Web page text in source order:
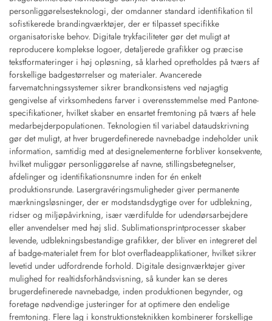
personliggørelsesteknologi, der omdanner standard identifikation til
sofistikerede brandingværktøjer, der er tilpasset specifikke
organisatoriske behov. Digitale trykfaciliteter gør det muligt at
reproducere komplekse logoer, detaljerede grafikker og præcise
tekstformateringer i høj opløsning, så klarhed opretholdes på tværs af
forskellige badgestørrelser og materialer. Avancerede
farvematchningssystemer sikrer brandkonsistens ved nøjagtig
gengivelse af virksomhedens farver i overensstemmelse med Pantone-
specifikationer, hvilket skaber en ensartet fremtoning på tværs af hele
medarbejderpopulationen. Teknologien til variabel dataudskrivning
gør det muligt, at hver brugerdefinerede navnebadge indeholder unik
information, samtidig med at designelementerne forbliver konsekvente,
hvilket muliggør personliggørelse af navne, stillingsbetegnelser,
afdelinger og identifikationsnumre inden for én enkelt
produktionsrunde. Lasergravéringsmuligheder giver permanente
mærkningsløsninger, der er modstandsdygtige over for udblekning,
ridser og miljøpåvirkning, især værdifulde for udendørsarbejdere
eller anvendelser med høj slid. Sublimationsprintprocesser skaber
levende, udblekningsbestandige grafikker, der bliver en integreret del
af badge-materialet frem for blot overfladeapplikationer, hvilket sikrer
levetid under udfordrende forhold. Digitale designværktøjer giver
mulighed for realtidsforhåndsvisning, så kunder kan se deres
brugerdefinerede navnebadge, inden produktionen begynder, og
foretage nødvendige justeringer for at optimere den endelige
fremtoning. Flere lag i konstruktionsteknikken kombinerer forskellige